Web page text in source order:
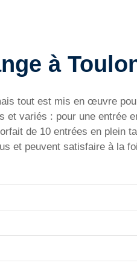
à
tout est mis en œuvre
variés : pour une entrée
de 10 entrées en plein
et peuvent satisfaire à la